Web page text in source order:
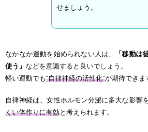
せましょう。
なかなか運動を始められない人は、
「移動は
使う」 などを意識すると良いでしょう。
軽い運動でも“自律神経の活性化”が期待できま
自律神経は、女性ホルモン分泌に多大な影響
くい体作りに有効と考えられます。